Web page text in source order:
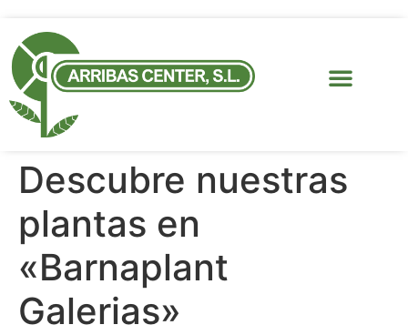
Descubre nuestras
plantas en
«Barnaplant
Galerias»